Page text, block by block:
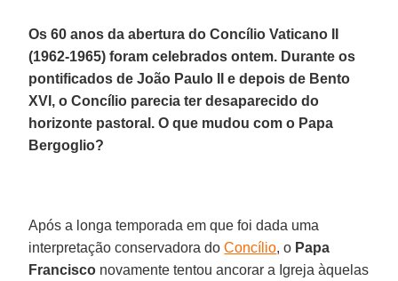
Os 60 anos da abertura do Concílio Vaticano II
(1962-1965) foram celebrados ontem. Durante os
pontificados de João Paulo II e depois de Bento
XVI, o Concílio parecia ter desaparecido do
horizonte pastoral. O que mudou com o Papa
Bergoglio?
Após a longa temporada em que foi dada uma
interpretação conservadora doConcílio, o Papa
Francisco novamente tentou ancorar a Igreja àquelas